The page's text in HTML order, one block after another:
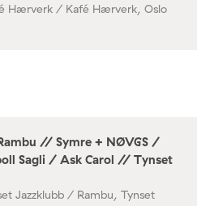
Hærverk / Kafé Hærverk, Oslo
// Symre + NØVGS /
Sagli / Ask Carol // Tynset
Jazzklubb / Rambu, Tynset